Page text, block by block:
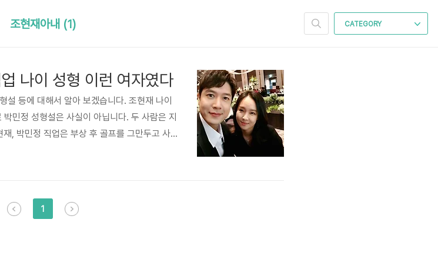
CATEGORY
조현재아내 (1)
나이 성형 이런 여자였다
설 등에 대해서 알아 보겠습니다. 조현재 나이
민정 성형설은 사실이 아닙니다. 두 사람은 지
, 박민정 직업은 부상 후 골프를 그만두고 사업
동상이몽2에 출연하고 나서 많은 일들을 격어
를 봐야 하는 조현재 모습을 솔직하게 말해서
1